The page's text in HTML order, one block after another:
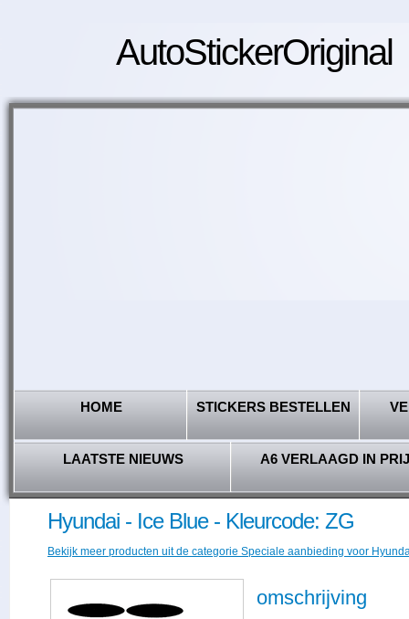
AutoStickerOriginal
HOME STICKERS BESTELLEN
LAATSTE NIEUWS A6 VERLAAGD IN
Hyundai - Ice Blue - Kleurcode: ZG
Bekijk meer producten uit de categorie Speciale aanbieding voor
omschrijving